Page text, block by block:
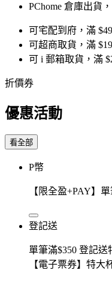
PChome 倉庫出貨
可宅配到府，滿
可超商取貨，滿
可 i 郵箱取貨，滿
折價券
優惠活動
看全部
P幣
【限全盈+PAY】
登記送
單筆滿$350 登記
【電子票券】特大